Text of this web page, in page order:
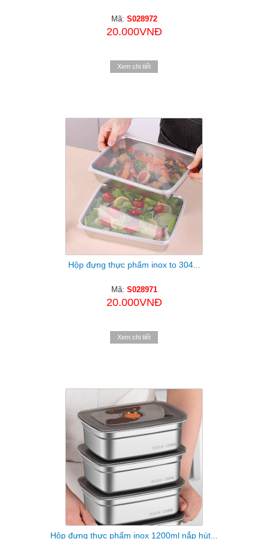
Mã: S028972
20.000VNĐ
Xem chi tiết
Hộp đựng thực phẩm inox to 304...
Mã: S028971
20.000VNĐ
Xem chi tiết
Hộp đựng thực phẩm inox 1200ml nắp hút...